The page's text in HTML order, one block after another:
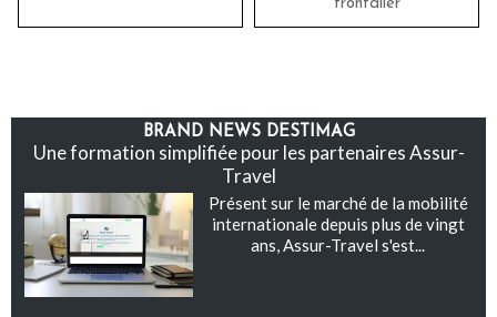
frontalier
BRAND NEWS DESTIMAG
Une formation simplifiée pour les partenaires Assur-
Travel
Présent sur le marché de la mobilité
internationale depuis plus de vingt
ans, Assur-Travel s'est...